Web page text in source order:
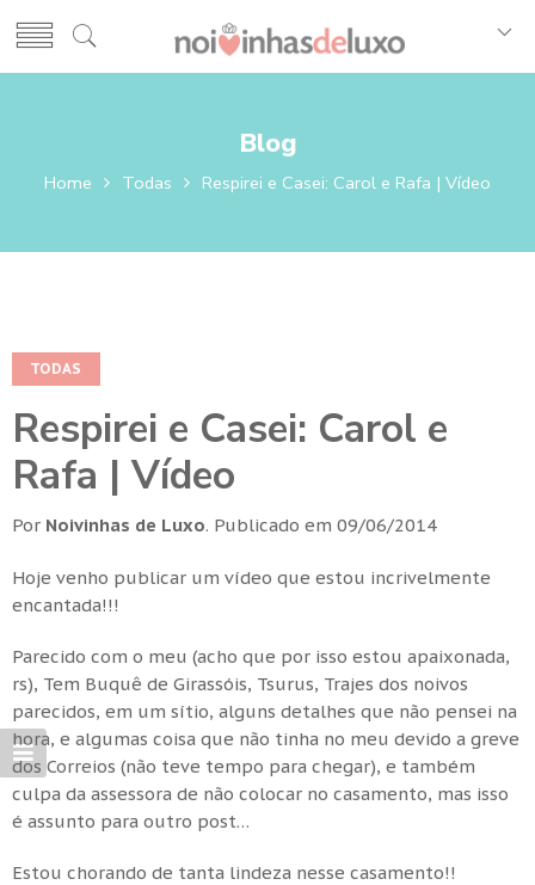
Blog
Home Todas Respirei e Casei: Carol e Rafa | Vídeo
TODAS
Respirei e Casei: Carol e
Rafa | Vídeo
Por Noivinhas de Luxo. Publicado em 09/06/2014
Hoje venho publicar um vídeo que estou incrivelmente
encantada!!!
Parecido com o meu (acho que por isso estou apaixonada,
rs), Tem Buquê de Girassóis, Tsurus, Trajes dos noivos
parecidos, em um sítio, alguns detalhes que não pensei na
hora, e algumas coisa que não tinha no meu devido a greve
dos Correios (não teve tempo para chegar), e também
culpa da assessora de não colocar no casamento, mas isso
é assunto para outro post…
Estou chorando de tanta lindeza nesse casamento!!